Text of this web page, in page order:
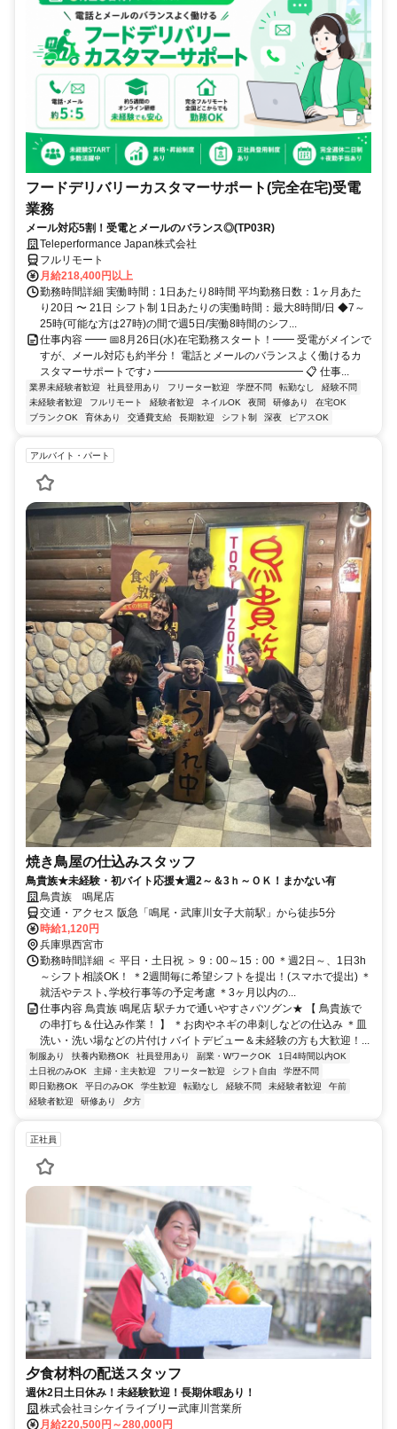
フードデリバリーカスタマーサポート(完全在宅)受電
業務
メール対応5割！受電とメールのバランス◎(TP03R)
Teleperformance Japan株式会社
フルリモート
月給218,400円以上
勤務時間詳細 実働時間：1日あたり8時間 平均勤務日数：1ヶ月あた
り20日 〜 21日 シフト制 1日あたりの実働時間：最大8時間/日 ◆7～
25時(可能な方は27時)の間で週5日/実働8時間のシフ...
仕事内容 ━━ 📅8月26日(水)在宅勤務スタート！━━ 受電がメインで
すが、メール対応も約半分！ 電話とメールのバランスよく働けるカ
スタマーサポートです♪ ━━━━━━━━━━━━━━ 📋 仕事...
業界未経験者歓迎 社員登用あり フリーター歓迎 学歴不問 転勤なし
経験不問
未経験者歓迎
フルリモート 経験者歓迎 ネイルOK 夜間 研修あり
在宅OK
ブランクOK
育休あり 交通費支給 長期歓迎 シフト制 深夜 ピアスOK
アルバイト・パート
焼き鳥屋の仕込みスタッフ
鳥貴族★未経験・初バイト応援★週2～＆3ｈ～ＯＫ！まかない有
鳥貴族 鳴尾店
交通・アクセス 阪急「鳴尾・武庫川女子大前駅」から徒歩5分
時給1,120円
兵庫県西宮市
勤務時間詳細 ＜ 平日・土日祝 ＞ 9：00～15：00 ＊週2日～、1日3h
～シフト相談OK！ ＊2週間毎に希望シフトを提出！(スマホで提出) ＊
就活やテスト､学校行事等の予定考慮 ＊3ヶ月以内の...
仕事内容 鳥貴族 鳴尾店 駅チカで通いやすさバツグン★ 【 鳥貴族で
の串打ち＆仕込み作業！ 】 ＊お肉やネギの串刺しなどの仕込み ＊皿
洗い・洗い場などの片付け バイトデビュー＆未経験の方も大歓迎！...
制服あり 扶養内勤務OK 社員登用あり 副業・WワークOK
1日4時間以内OK
土日祝のみOK
主婦・主夫歓迎 フリーター歓迎 シフト自由
学歴不問
即日勤務OK
平日のみOK 学生歓迎 転勤なし 経験不問 未経験者歓迎
午前
経験者歓迎
研修あり 夕方
正社員
夕食材料の配送スタッフ
週休2日土日休み！未経験歓迎！長期休暇あり！
株式会社ヨシケイライブリー武庫川営業所
月給220,500円～280,000円